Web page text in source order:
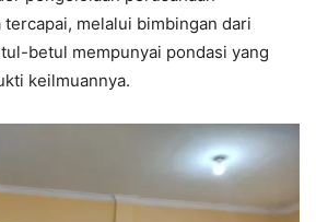
tercapai, melalui bimbingan dari
betul mempunyai pondasi yang
keilmuannya.